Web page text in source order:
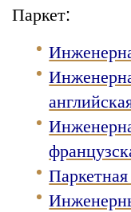
Паркет: